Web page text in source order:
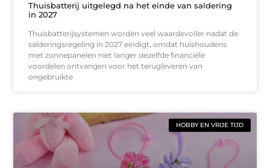
Thuisbatterij uitgelegd na het einde van saldering
in 2027
Thuisbatterijsystemen worden veel waardevoller nadat de
salderingsregeling in 2027 eindigt, omdat huishoudens
met zonnepanelen niet langer dezelfde financiële
voordelen ontvangen voor het terugleveren van
ongebruikte
HOBBY EN VRIJE TIJD